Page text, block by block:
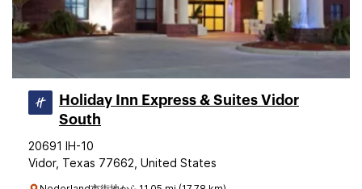
Holiday Inn Express & Suites Vidor
South
20691 IH-10
Vidor, Texas 77662, United States